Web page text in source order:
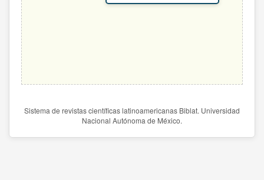
Sistema de revistas científicas latinoamericanas Biblat. Universidad
Nacional Autónoma de México.